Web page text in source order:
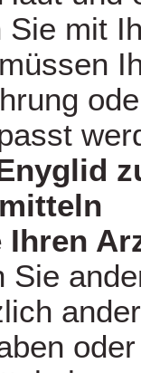
Sie mit
Ihren
Sie